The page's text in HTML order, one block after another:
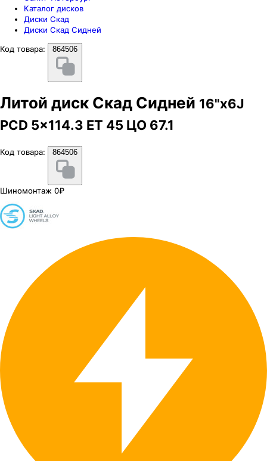
Каталог дисков
Диски Скад
Диски Скад Сидней
Код товара:
864506
Литой диск Скад Сидней 16"x6J
PCD 5x114.3 ЕТ 45 ЦО 67.1
Код товара: 864506
Шиномонтаж 0₽